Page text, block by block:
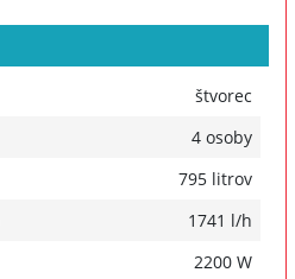
štvorec
4 osoby
795 litrov
1741 l/h
2200 W